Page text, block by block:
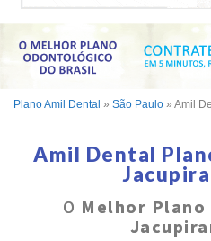
Plano Amil Dental » São Paulo » Amil
Amil Dental
O Melhor